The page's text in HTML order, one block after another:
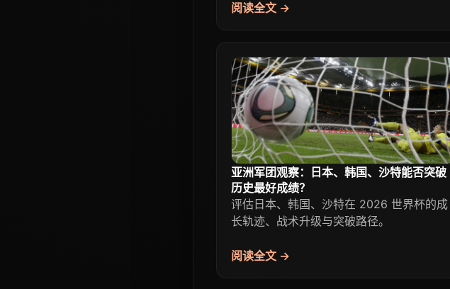
阅读全文 →
亚洲军团观察：日本、韩国、沙特能否突破
历史最好成绩？
评估日本、韩国、沙特在 2026 世界杯的成
长轨迹、战术升级与突破路径。
阅读全文 →